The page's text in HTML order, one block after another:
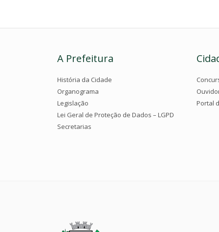
A Prefeitura
História da Cidade
Organograma
Legislação
Lei Geral de Proteção de Dados – LGPD
Secretarias
Portal